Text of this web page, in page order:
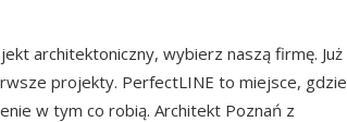
architektoniczny, wybierz naszą firmę. Już
projekty. PerfectLINE to miejsce, gdzie
w tym co robią. Architekt Poznań z